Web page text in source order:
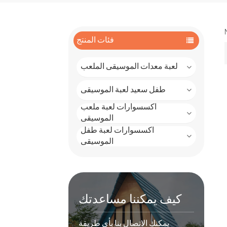
فئات المنتج
لعبة معدات الموسيقى الملعب
طفل سعيد لعبة الموسيقى
اكسسوارات لعبة ملعب
الموسيقى
اكسسوارات لعبة طفل
الموسيقى
كيف يمكننا مساعدتك
يمكنك الاتصال بنا بأي طريقة